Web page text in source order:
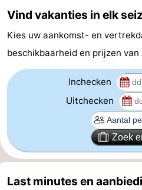
Brouwershaven
-
Zierikzee
Haamstede
Natuur
Kop
Walcheren
-
Vind vakanties in elk
Kies uw aankomst- en
beschikbaarheid en prijzen van
Inchecken
Uitchecken
Zoek
Last minutes en